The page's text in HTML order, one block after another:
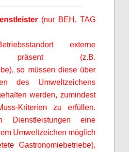
(nur BEH, TAG
externe
präsent (z.B.
so müssen diese über
des Umweltzeichens
werden, zumindest
Kriterien zu erfüllen.
eine
Umweltzeichen möglich
Gastronomiebetriebe),